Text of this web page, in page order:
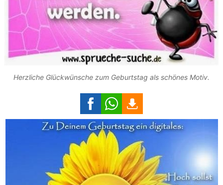
Herzliche Glückwünsche zum Geburtstag als schönes Motiv.